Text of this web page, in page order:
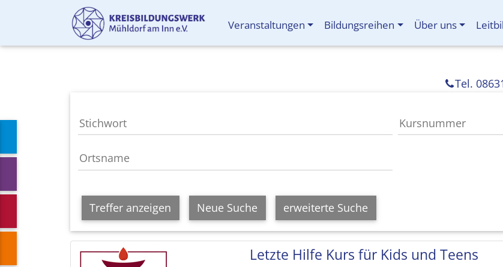
Veranstaltungen Bildungsreihen Über uns
Tel.
Treffer anzeigen Neue Suche erweiterte Suche
Letzte Hilfe Kurs für Kids und Teens